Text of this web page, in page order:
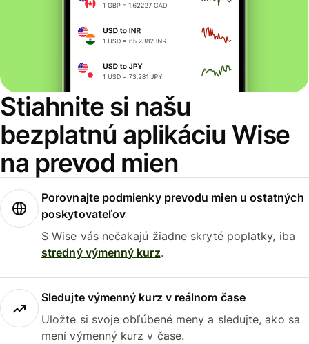
Stiahnite si našu
bezplatnú aplikáciu Wise
na prevod mien
Porovnajte podmienky prevodu mien u ostatných
poskytovateľov
S Wise vás nečakajú žiadne skryté poplatky, iba
stredný výmenný kurz.
Sledujte výmenný kurz v reálnom čase
Uložte si svoje obľúbené meny a sledujte, ako sa
mení výmenný kurz v čase.